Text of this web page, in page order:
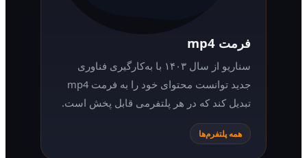
سناریو از سال ۱۴۰۳ با به‌کارگیری فناوری
جدید توانست محتوای خود را به فرمت mp4
تبدیل کند که در هر پلتفرمی قابل پخش است.
همه پلتفرم‌ها